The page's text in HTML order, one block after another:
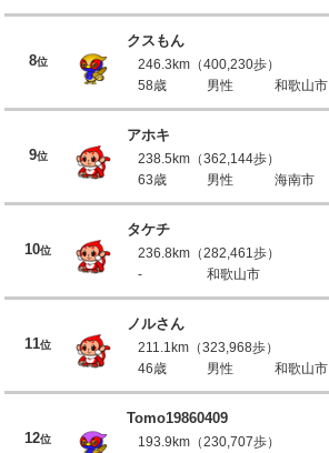
8位
クスもん
246.3km（400,230歩）
58歳
男性 和歌山市
9位
アホキ
238.5km（362,144歩）
63歳
男性 海南市
10位
タケチ
236.8km（282,461歩）
-
和歌山市
11位
ノルさん
211.1km（323,968歩）
46歳
男性 和歌山市
12位
Tomo19860409
193.9km（230,707歩）